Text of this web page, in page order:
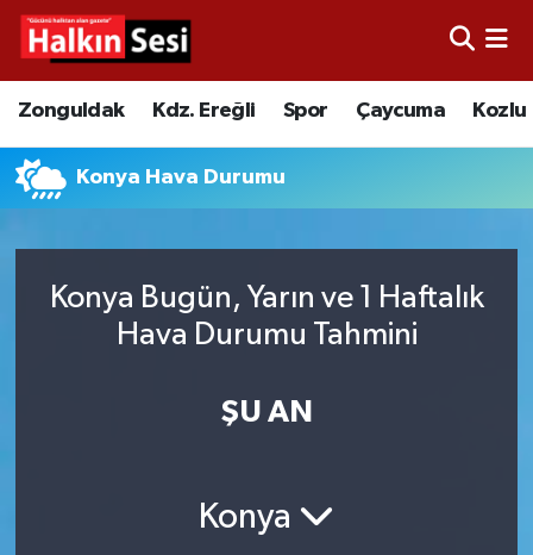
Zonguldak Kdz. Ereğli Spor Çaycuma Kozlu
Konya Hava Durumu
Konya Bugün, Yarın ve 1 Haftalık
Hava Durumu Tahmini
ŞU AN
Konya
Video
Yazarlar
Çaycuma
KDZ. Ereğli
Alaplı
Merkez Hava Durumu
Merkez Trafik Yoğunluk Haritası
Tüm Manşetler